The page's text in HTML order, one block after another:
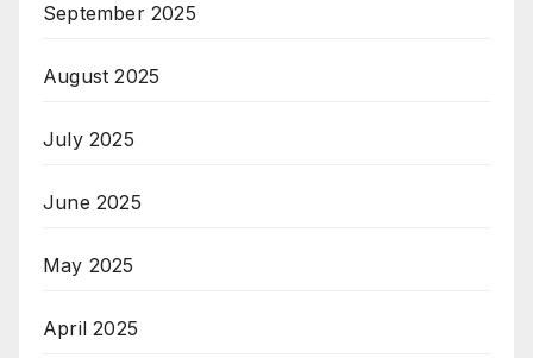
September 2025
August 2025
July 2025
June 2025
May 2025
April 2025